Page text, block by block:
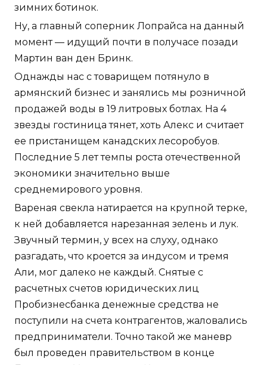
зимних ботинок.
Ну, а главный соперник Лопрайса на данный
момент — идущий почти в получасе позади
Мартин ван ден Бринк.
Однажды нас с товарищем потянуло в
армянский бизнес и занялись мы розничной
продажей воды в 19 литровых ботлах. На 4
звезды гостиница тянет, хоть Алекс и считает
ее пристанищем канадских лесоробуов.
Последние 5 лет темпы роста отечественной
экономики значительно выше
среднемирового уровня.
Вареная свекла натирается на крупной терке,
к ней добавляется нарезанная зелень и лук.
Звучный термин, у всех на слуху, однако
разгадать, что кроется за индусом и тремя
Али, мог далеко не каждый. Снятые с
расчетных счетов юридических лиц
Пробизнесбанка денежные средства не
поступили на счета контрагентов, жаловались
предприниматели. Точно такой же маневр
был проведен правительством в конце